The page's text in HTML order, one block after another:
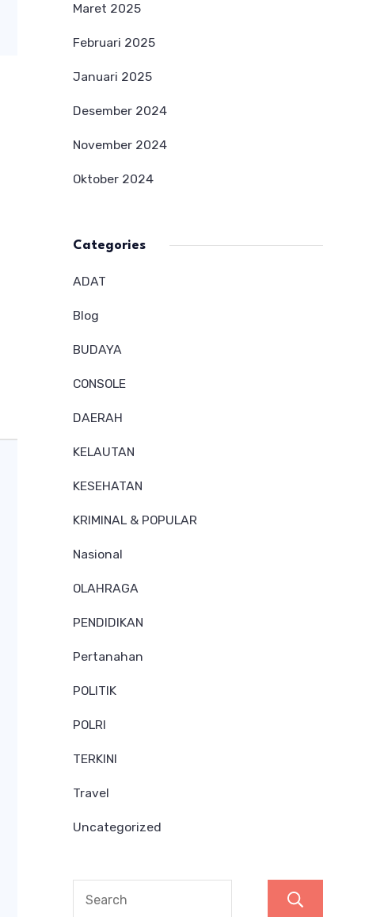
Maret 2025
Februari 2025
Januari 2025
Desember 2024
November 2024
Oktober 2024
Categories
ADAT
Blog
BUDAYA
CONSOLE
DAERAH
KELAUTAN
KESEHATAN
KRIMINAL & POPULAR
Nasional
OLAHRAGA
PENDIDIKAN
Pertanahan
POLITIK
POLRI
TERKINI
Travel
Uncategorized